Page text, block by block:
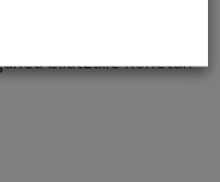
bilatzaile honetan